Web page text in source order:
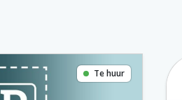
Te huur